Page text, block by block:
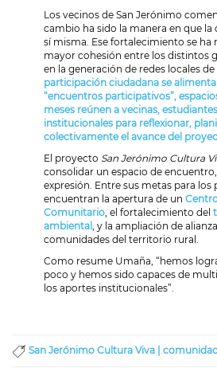
Los vecinos de San Jerónimo
cambio ha sido la manera en que la
sí misma. Ese fortalecimiento se ha
mayor cohesión entre los distintos
en la generación de redes locales
participación ciudadana se
“encuentros participativos”,
meses reúnen a vecinas,
institucionales para reflexionar,
colectivamente el avance del
El proyecto San Jerónimo Cultura
consolidar un espacio de
expresión. Entre sus metas para los
encuentran la apertura de un
Comunitario , el fortalecimiento del
ambiental , y la ampliación de
comunidades del territorio rural.
Como resume Umaña, “hemos
poco y hemos sido capaces de
los aportes institucionales”.
San Jerónimo Cultura Viva | comunidad